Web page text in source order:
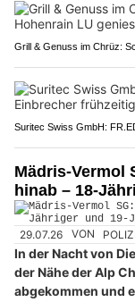
Grill & Genuss im Chrüz:
Suritec Swiss GmbH:
Mädris-Vermol
hinab – 18-
29.07.26 VON
In der Nacht von
der Nähe der Alp
abgekommen und